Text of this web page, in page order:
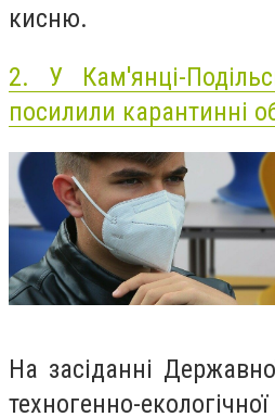
кисню.
2. У Кам'янці-
посилили карантинні
На засіданні
техногенно-